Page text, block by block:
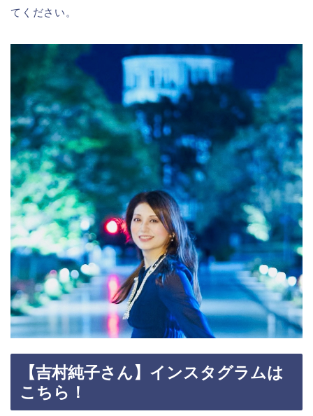
てください。
【吉村純子さん】インスタグラムは
こちら！